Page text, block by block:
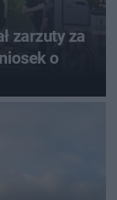
zarzuty za
o